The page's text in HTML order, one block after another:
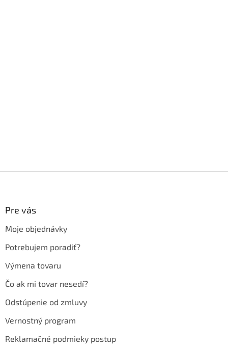
Pre vás
Moje objednávky
Potrebujem poradiť?
Výmena tovaru
Čo ak mi tovar nesedí?
Odstúpenie od zmluvy
Vernostný program
Reklamačné podmieky postup